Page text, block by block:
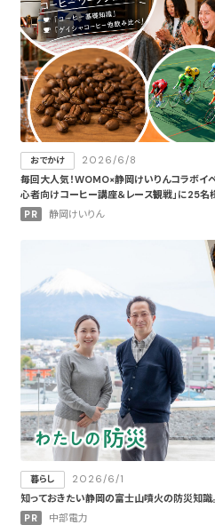
おでかけ
2026/6/8
毎回大人気！WOMO×静岡けいりんコラボイ
心者向けコーヒー講座＆レース観戦」に25名
PR
静岡けいりん
暮らし
2026/6/1
知っておきたい静岡の富士山噴火の防災知識
PR
中部電力